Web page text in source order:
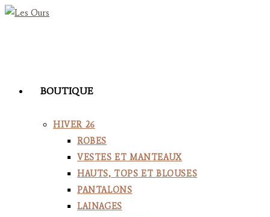
Skip
BOUTIQUE
HIVER 26
ROBES
VESTES ET MANTEAUX
HAUTS, TOPS ET BLOUSES
PANTALONS
LAINAGES